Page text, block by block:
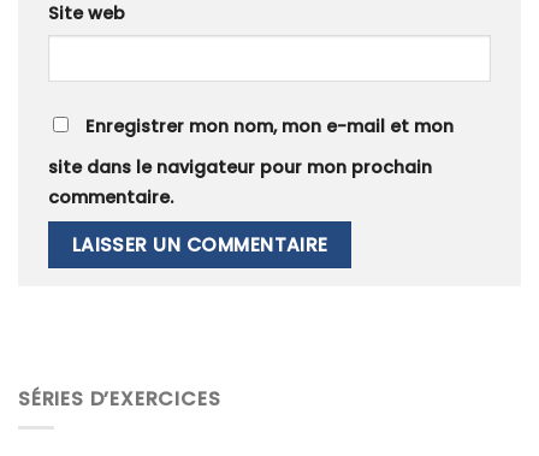
SÉRIES D’EXERCICES
Site web
Enregistrer mon nom, mon e-mail et mon
site dans le navigateur pour mon prochain
commentaire.